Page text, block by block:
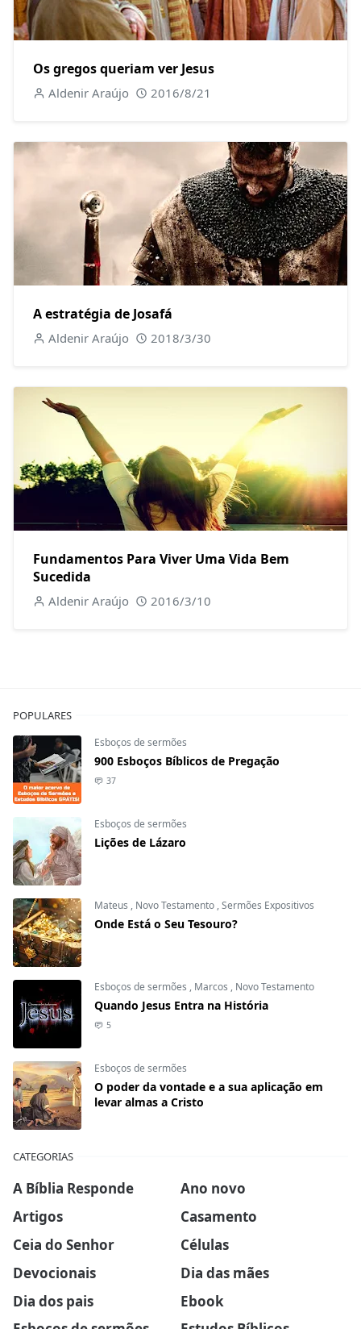
Os gregos queriam ver Jesus
Aldenir Araújo 2016/8/21
A estratégia de Josafá
Aldenir Araújo 2018/3/30
Fundamentos Para Viver Uma Vida Bem
Sucedida
Aldenir Araújo 2016/3/10
POPULARES
Esboços de sermões
900 Esboços Bíblicos de Pregação
37
Esboços de sermões
Lições de Lázaro
Mateus , Novo Testamento ,Sermões Expositivos
Onde Está o Seu Tesouro?
Esboços de sermões , Marcos , Novo Testamento
Quando Jesus Entra na História
5
Esboços de sermões
O poder da vontade e a sua aplicação em
levar almas a Cristo
CATEGORIAS
A Bíblia Responde
Ano novo
Artigos
Casamento
Ceia do Senhor
Células
Devocionais
Dia das mães
Dia dos pais
Ebook